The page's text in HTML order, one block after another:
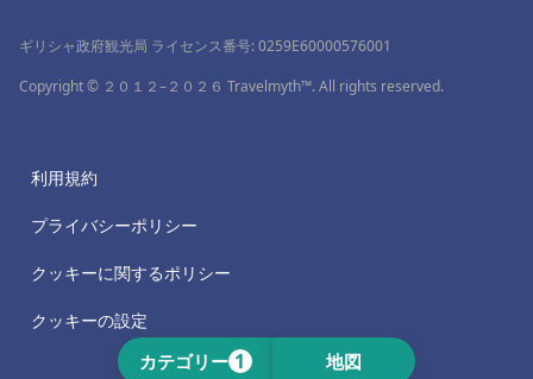
カテゴリー 1 地図
ギリシャ政府観光局 ライセンス番号: 0259Ε60000576001
Copyright © ２０１２–２０２６ Travelmyth™. All rights reserved.
利用規約
プライバシーポリシー
クッキーに関するポリシー
クッキーの設定